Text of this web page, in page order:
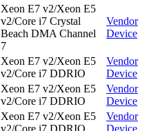
Xeon E7 v2/Xeon E5
v2/Core i7 Crystal
Beach DMA Channel
7
Vendor
Device
Xeon E7 v2/Xeon E5
v2/Core i7 DDRIO
Vendor
Device
Xeon E7 v2/Xeon E5
v2/Core i7 DDRIO
Vendor
Device
Xeon E7 v2/Xeon E5
v2/Core i7 DDRIO
Vendor
Device